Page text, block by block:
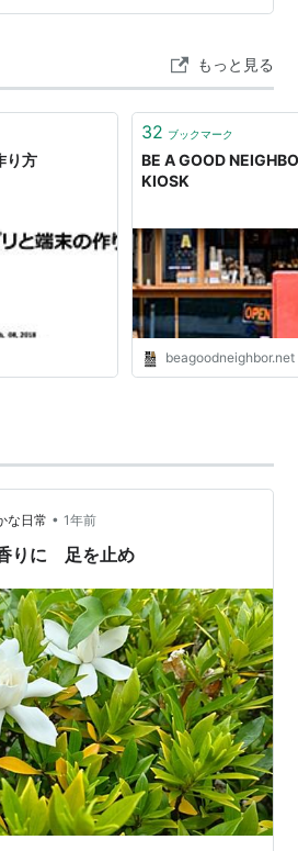
準備だけで一苦労です。 aptpodで
す。ただ今回はエンジニアの遊び
の仕組み…
もっと見る
り方
32 ブックマーク
BE A GOOD
KIOSK
beagoodneighbor.net
な日常 • 1年前
りに 足を止め